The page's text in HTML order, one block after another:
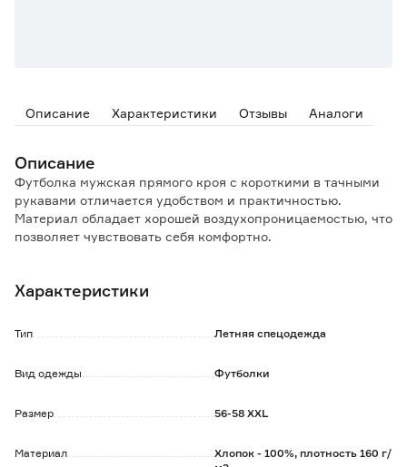
Описание Характеристики Отзывы Аналоги
Описание
Футболка мужская прямого кроя с короткими в тачными
рукавами отличается удобством и практичностью.
Материал обладает хорошей воздухопроницаемостью, что
позволяет чувствовать себя комфортно.
Характеристики
Тип Летняя спецодежда
Вид одежды Футболки
Размер 56-58 XXL
Материал
Хлопок - 100%, плотность 160 г/